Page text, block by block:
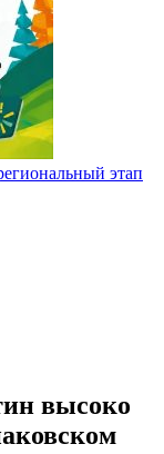
этап
высоко